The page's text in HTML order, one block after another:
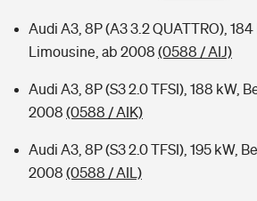
Audi A3, 8P (A3 3.2 QUATTRO), 184
Limousine, ab 2008 (0588 / AIJ)
Audi A3, 8P (S3 2.0 TFSI), 188 kW,
2008 (0588 / AIK)
Audi A3, 8P (S3 2.0 TFSI), 195 kW,
2008 (0588 / AIL)